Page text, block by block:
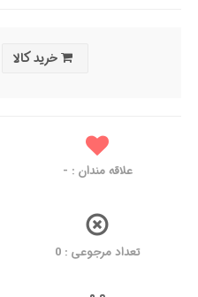
خرید کالا
علاقه مندان : -
تعداد مرجوعی : 0